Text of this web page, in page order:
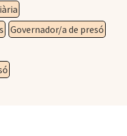
Governador/a de presó